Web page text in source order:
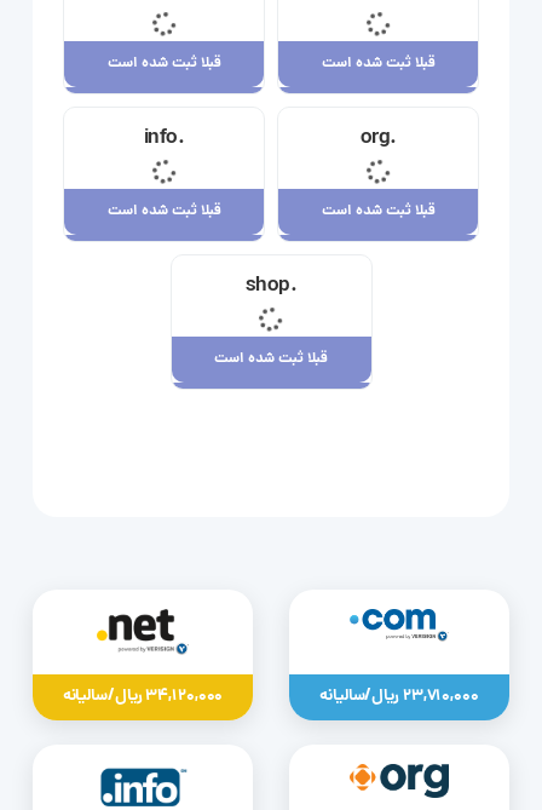
قبلا ثبت شده است
23,710,000 ریال
قبلا ثبت شده است
.org
قبلا ثبت شده است
.info
قبلا ثبت شده است
.shop
قبلا ثبت شده است
23,710,000 ریال/سالیانه 34,120,000 ریال/سالیانه